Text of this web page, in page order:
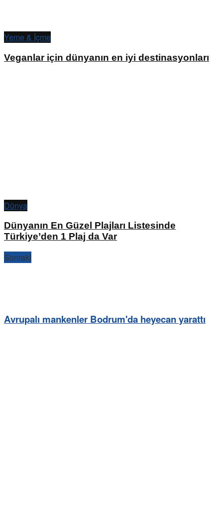
Yeme & İçme
Veganlar için dünyanın en iyi destinasyonları
Dünya
Dünyanın En Güzel Plajları Listesinde
Türkiye’den 1 Plaj da Var
Sonraki
Avrupalı mankenler Bodrum'da heyecan yarattı